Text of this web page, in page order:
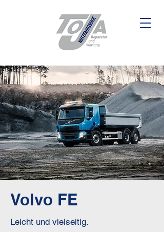
Volvo FE
Leicht und vielseitig.